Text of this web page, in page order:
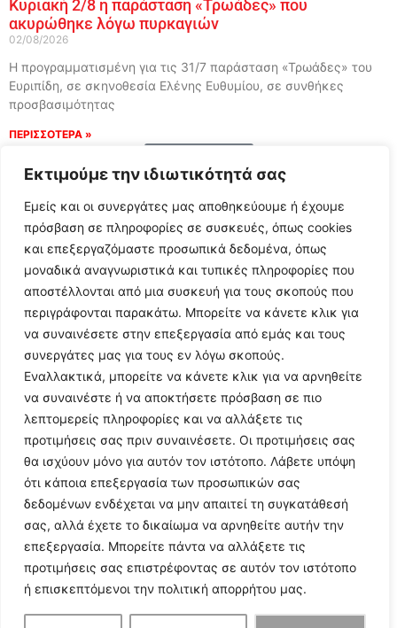
Εκτιμούμε την ιδιωτικότητά σας
Εμείς και οι συνεργάτες μας αποθηκεύουμε ή έχουμε
πρόσβαση σε πληροφορίες σε συσκευές, όπως cookies
και επεξεργαζόμαστε προσωπικά δεδομένα, όπως
μοναδικά αναγνωριστικά και τυπικές πληροφορίες που
αποστέλλονται από μια συσκευή για τους σκοπούς που
περιγράφονται παρακάτω. Μπορείτε να κάνετε κλικ για
να συναινέσετε στην επεξεργασία από εμάς και τους
συνεργάτες μας για τους εν λόγω σκοπούς.
Εναλλακτικά, μπορείτε να κάνετε κλικ για να αρνηθείτε
να συναινέστε ή να αποκτήσετε πρόσβαση σε πιο
λεπτομερείς πληροφορίες και να αλλάξετε τις
προτιμήσεις σας πριν συναινέσετε. Οι προτιμήσεις σας
θα ισχύουν μόνο για αυτόν τον ιστότοπο. Λάβετε υπόψη
ότι κάποια επεξεργασία των προσωπικών σας
δεδομένων ενδέχεται να μην απαιτεί τη συγκατάθεσή
σας, αλλά έχετε το δικαίωμα να αρνηθείτε αυτήν την
επεξεργασία. Μπορείτε πάντα να αλλάξετε τις
προτιμήσεις σας επιστρέφοντας σε αυτόν τον ιστότοπο
ή επισκεπτόμενοι την πολιτική απορρήτου μας.
Κυριακή 2/8 η παράσταση «Τρωάδες» που
ακυρώθηκε λόγω πυρκαγιών
02/08/2026
Η προγραμματισμένη για τις 31/7 παράσταση «Τρωάδες» του
Ευριπίδη, σε σκηνοθεσία Ελένης Ευθυμίου, σε συνθήκες
προσβασιμότητας
ΠΕΡΙΣΣΟΤΕΡΑ »
Follow Us
© 2024 All Rights Reserved
Η ιστοσελίδαargolikianaptiksi.grείναι πιστοποιημένη στο
ηλεκτρονικό Μητρώο Ηλεκτρονικού Τύπου της ΓΓ Επικοινωνίας
και Ενημέρωσης (Αριθμός ΜΗΤ242062)